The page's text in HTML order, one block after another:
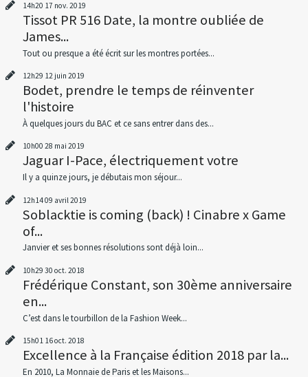
14h20 17 nov. 2019
Tissot PR 516 Date, la montre oubliée de
James...
Tout ou presque a été écrit sur les montres portées...
12h29 12 juin 2019
Bodet, prendre le temps de réinventer
l'histoire
À quelques jours du BAC et ce sans entrer dans des...
10h00 28 mai 2019
Jaguar I-Pace, électriquement votre
Il y a quinze jours, je débutais mon séjour...
12h1409 avril 2019
Soblacktie is coming (back) ! Cinabre x Game
of...
Janvier et ses bonnes résolutions sont déjà loin...
10h29 30 oct. 2018
Frédérique Constant, son 30ème anniversaire
en...
C’est dans le tourbillon de la Fashion Week...
15h01 16oct. 2018
Excellence à la Française édition 2018 par la...
En 2010, La Monnaie de Paris et les Maisons...